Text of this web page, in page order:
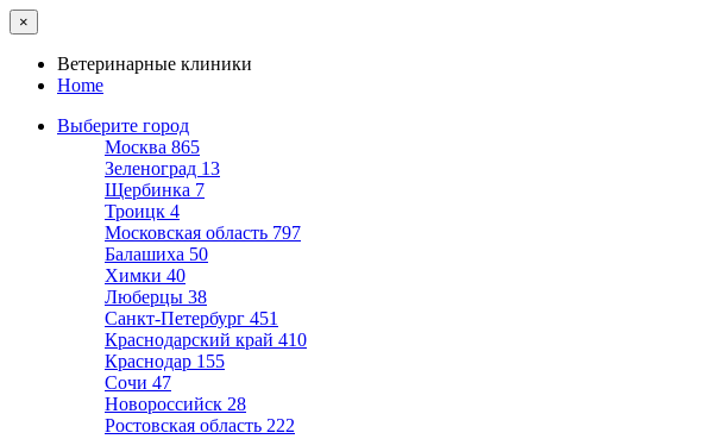
×
Ветеринарные клиники
Home
Выберите город
Москва 865
Зеленоград 13
Щербинка 7
Троицк 4
Московская область 797
Балашиха 50
Химки 40
Люберцы 38
Санкт-Петербург 451
Краснодарский край 410
Краснодар 155
Сочи 47
Новороссийск 28
Ростовская область 222